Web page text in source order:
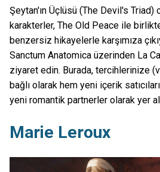
Şeytan'ın Üçlüsü (The Devil's Triad)
karakterler, The Old Peace ile
benzersiz hikayelerle karşımıza
Sanctum Anatomica üzerinden La
ziyaret edin. Burada, tercihlerinize
bağlı olarak hem yeni içerik
yeni romantik partnerler olarak yer
Marie Leroux